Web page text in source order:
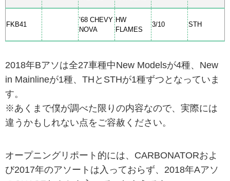
FKB41
’68 CHEVY
NOVA
HW
FLAMES
3/10 STH
2018年Bアソは全27車種中New Modelsが4種、New
in Mainlineが1種、THとSTHが1種ずつとなっていま
す。
※あくまで僕が調べた限りの内容なので、実際には
違うかもしれない点をご容赦ください。
オープニングリポート的には、CARBONATORおよ
び2017年のアソートは入っておらず、2018年Aアソ